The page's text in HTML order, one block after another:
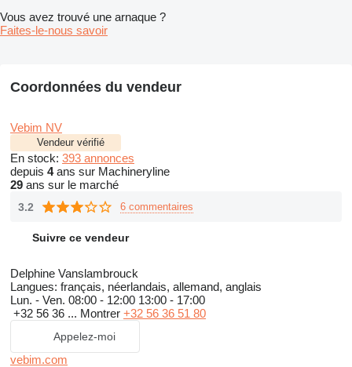
Vous avez trouvé une arnaque ?
Faites-le-nous savoir
Coordonnées du vendeur
Vebim NV
Vendeur vérifié
En stock: 393 annonces
depuis 4ans sur Machineryline
29 ans sur le marché
3.2 6 commentaires
Suivre ce vendeur
Delphine Vanslambrouck
Langues: français, néerlandais, allemand, anglais
Lun. - Ven. 08:00 - 12:00 13:00 - 17:00
+32 56 36 ... Montrer +32 56 36 51 80
Appelez-moi
vebim.com